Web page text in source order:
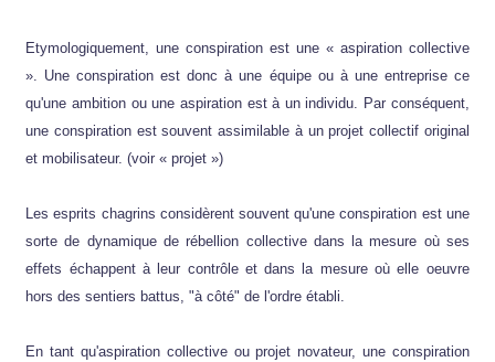
Etymologiquement, une conspiration est une « aspiration collective
». Une conspiration est donc à une équipe ou à une entreprise ce
qu'une ambition ou une aspiration est à un individu. Par conséquent,
une conspiration est souvent assimilable à un projet collectif original
et mobilisateur. (voir « projet »)
Les esprits chagrins considèrent souvent qu'une conspiration est une
sorte de dynamique de rébellion collective dans la mesure où ses
effets échappent à leur contrôle et dans la mesure où elle oeuvre
hors des sentiers battus, "à côté" de l'ordre établi.
En tant qu'aspiration collective ou projet novateur, une conspiration